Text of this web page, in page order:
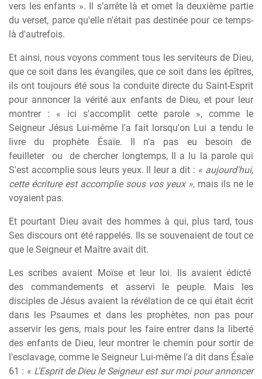
vers les enfants ». Il s’arrête là et omet la deuxième partie
du verset, parce qu'elle n'était pas destinée pour ce temps-
là d'autrefois.
Et ainsi, nous voyons comment tous les serviteurs de Dieu,
que ce soit dans les évangiles, que ce soit dans les épîtres,
ils ont toujours été sous la conduite directe du Saint-Esprit
pour annoncer la vérité aux enfants de Dieu, et pour leur
montrer : « ici s'accomplit cette parole », comme le
Seigneur Jésus Lui-même l'a fait lorsqu'on Lui a tendu le
livre
du prophète Ésaïe. Il n'a pas eu besoin
de
feuilleter
ou
de chercher longtemps, Il a lu la parole qui
S'est accomplie sous leurs yeux. Il leur a dit : « aujourd'hui,
cette écriture est accomplie sous vos yeux », mais ils ne le
voyaient pas.
Et pourtant Dieu avait des hommes à qui, plus tard, tous
Ses discours ont été rappelés. Ils se souvenaient de tout ce
que le Seigneur et Maître avait dit.
Les scribes avaient Moïse et leur loi. Ils avaient édicté
des commandements et asservi le peuple. Mais les
disciples de Jésus avaient la révélation de ce qui était écrit
dans les Psaumes et dans les prophètes, non pas pour
asservir les gens, mais pour les faire entrer dans la liberté
des enfants de Dieu, leur montrer le chemin pour sortir de
l'esclavage, comme le Seigneur Lui-même l'a dit dans Ésaïe
61 : « L'Esprit de Dieu le Seigneur est sur moi pour annoncer